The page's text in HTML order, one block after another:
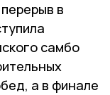
в
самбо
а в финале